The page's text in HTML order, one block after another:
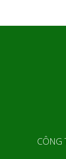
CÔNG